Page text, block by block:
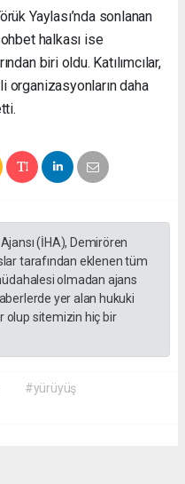
Yaylası’nda sonlanan
halkası ise
biri oldu. Katılımcılar,
organizasyonların daha
(İHA), Demirören
tarafından eklenen tüm
olmadan ajans
yer alan hukuki
olup sitemizin hiç bir
#yürüyüş